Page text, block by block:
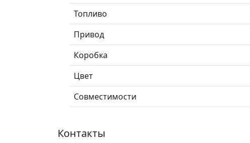
Топливо
Привод
Коробка
Цвет
Совместимости
Контакты